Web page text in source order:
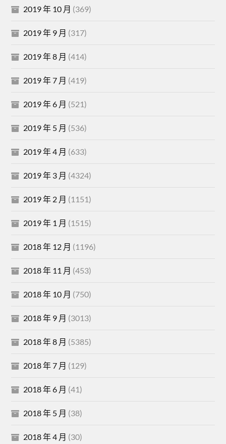
2019 年 10 月 (369)
2019 年 9 月 (317)
2019 年 8 月 (414)
2019 年 7 月 (419)
2019 年 6 月 (521)
2019 年 5 月 (536)
2019 年 4 月 (633)
2019 年 3 月 (4324)
2019 年 2 月 (1151)
2019 年 1 月 (1515)
2018 年 12 月 (1196)
2018 年 11 月 (453)
2018 年 10 月 (750)
2018 年 9 月 (3013)
2018 年 8 月 (5385)
2018 年 7 月 (129)
2018 年 6 月 (41)
2018 年 5 月 (38)
2018 年 4 月 (30)